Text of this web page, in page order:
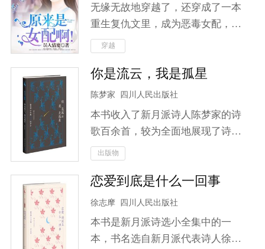
生而为人的证据！这东西看似漏洞
百出，弱得不堪一击，却是在灾难
面前最强大的东西，也是最后拯救
我们的东西！” 不断的羁绊，是人
类最终活下来的勇气。
杂的关系？当妖魔肆虐、邪修作
乱，为求长生不惜血祭无辜时，云
笙将踏上斩妖除邪之路。在这条险
恶之路上，他不仅要放下世俗羁
绊，更要面对情感与理智之间的抉
择。山海皆可平，但唯有对爱人的
执念让他难以割舍！加入云笙，一
同揭开这场关于信念与剑道、爱恨
与宿命交织的大冒险！
无缘无故地穿越了，还穿成了一本
重生复仇文里，成为恶毒女配，面
对重生女主苦苦相逼，神秘男子夺
走清白，迷雾重重的身世，奇葩的
娃娃亲，纪如雪只觉得，真是哔了
狗了！本想安安静静地做一个妖艳
不饶地踩着踩着我上位，那就别怪
我女配翻身了！就算做一个反派，
我也要做一个活到最后的反派！且
看她如何揭穿白莲花伪善的面孔，
与猪脚光环斗智斗勇……只是，这
个男人是谁？怎么哪里都用你！给
你一把瓜子到别处嗑去，走开！
穿越
你是流云，我是孤星
陈梦家 四川人民出版社
本书收入了新月派诗人陈梦家的诗
歌百余首，较为全面地展现了诗人
的诗歌风貌。陈梦家的诗歌多为抒
写个人心理感受，小巧精致；也时
有哀时伤物之感，意味深长。
出版物
恋爱到底是什么一回事
徐志摩 四川人民出版社
本书是新月派诗选小全集中的一
本，书名选自新月派代表诗人徐志